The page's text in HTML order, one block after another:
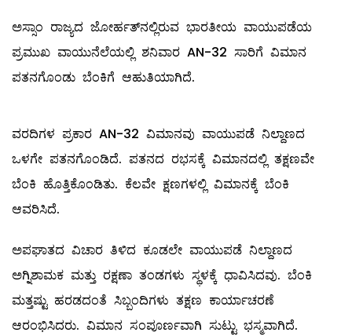
ಅಸ್ಸಾಂ ರಾಜ್ಯದ ಜೋರ್ಹತ್‌ನಲ್ಲಿರುವ ಭಾರತೀಯ ವಾಯುಪಡೆಯ
ಪ್ರಮುಖ ವಾಯುನೆಲೆಯಲ್ಲಿ ಶನಿವಾರ AN-32 ಸಾರಿಗೆ ವಿಮಾನ
ಪತನಗೊಂಡು ಬೆಂಕಿಗೆ ಆಹುತಿಯಾಗಿದೆ.
ವರದಿಗಳ ಪ್ರಕಾರ AN-32 ವಿಮಾನವು ವಾಯುಪಡೆ ನಿಲ್ದಾಣದ
ಒಳಗೇ ಪತನಗೊಂಡಿದೆ. ಪತನದ ರಭಸಕ್ಕೆ ವಿಮಾನದಲ್ಲಿ ತಕ್ಷಣವೇ
ಬೆಂಕಿ ಹೊತ್ತಿಕೊಂಡಿತು. ಕೆಲವೇ ಕ್ಷಣಗಳಲ್ಲಿ ವಿಮಾನಕ್ಕೆ ಬೆಂಕಿ
ಆವರಿಸಿದೆ.
ಅಪಘಾತದ ವಿಚಾರ ತಿಳಿದ ಕೂಡಲೇ ವಾಯುಪಡೆ ನಿಲ್ದಾಣದ
ಅಗ್ನಿಶಾಮಕ ಮತ್ತು ರಕ್ಷಣಾ ತಂಡಗಳು ಸ್ಥಳಕ್ಕೆ ಧಾವಿಸಿದವು. ಬೆಂಕಿ
ಮತ್ತಷ್ಟು ಹರಡದಂತೆ ಸಿಬ್ಬಂದಿಗಳು ತಕ್ಷಣ ಕಾರ್ಯಾಚರಣೆ
ಆರಂಭಿಸಿದರು. ವಿಮಾನ ಸಂಪೂರ್ಣವಾಗಿ ಸುಟ್ಟು ಭಸ್ಮವಾಗಿದೆ.